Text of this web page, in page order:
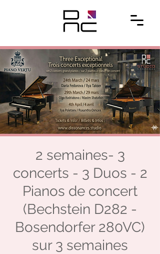
2 semaines- 3
concerts - 3 Duos - 2
Pianos de concert
(Bechstein D282 -
Bosendorfer 280VC)
sur 3 semaines